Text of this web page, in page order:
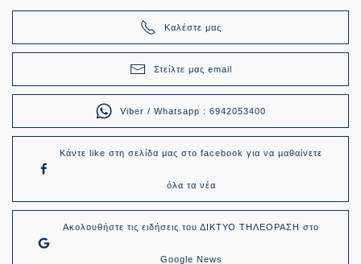
Καλέστε μας
Στείλτε μας email
Viber / Whatsapp : 6942053400
Κάντε like στη σελίδα μας στο facebook για να μαθαίνετε
όλα τα νέα
Ακολουθήστε τις ειδήσεις του ΔΙΚΤΥΟ ΤΗΛΕΟΡΑΣΗ στο
Google News